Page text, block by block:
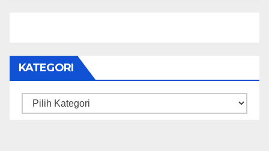
KATEGORI
Kategori